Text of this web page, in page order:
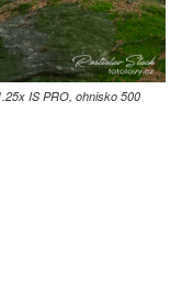
IS PRO, ohnisko 500